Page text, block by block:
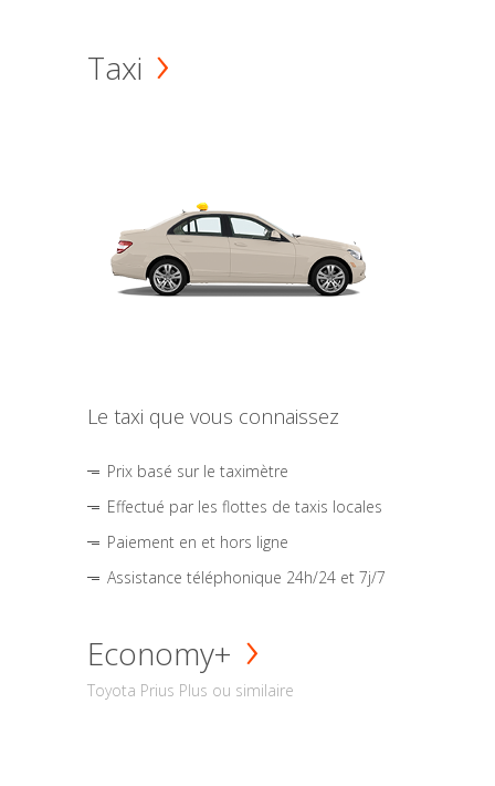
Taxi
Le taxi que vous connaissez
Prix basé sur le taximètre
Effectué par les flottes de taxis locales
Paiement en et hors ligne
Assistance téléphonique 24h/24 et 7j/7
Economy+
Toyota Prius Plus ou similaire